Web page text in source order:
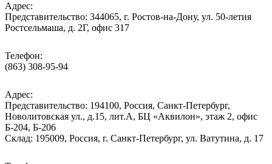
Адрес:
Представительство: 344065, г. Ростов-на-Дону, ул. 50-летия
Ростсельмаша, д. 2Г, офис 317
Телефон:
(863) 308-95-94
Адрес:
Представительство: 194100, Россия, Санкт-Петербург,
Новолитовская ул., д.15, лит.А, БЦ «Аквилон», этаж 2, офис
Б-204, Б-206
Склад: 195009, Россия, г. Санкт-Петербург, ул. Ватутина, д. 17